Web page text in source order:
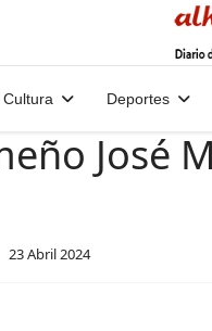
Cultura Deportes
José
23 Abril 2024